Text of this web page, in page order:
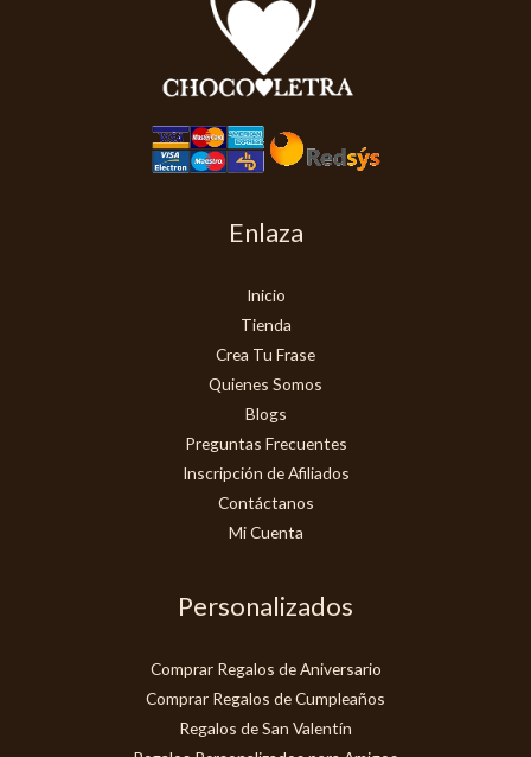
Enlaza
Inicio
Tienda
Crea Tu Frase
Quienes Somos
Blogs
Preguntas Frecuentes
Inscripción de Afiliados
Contáctanos
Mi Cuenta
Personalizados
Comprar Regalos de Aniversario
Comprar Regalos de Cumpleaños
Regalos de San Valentín